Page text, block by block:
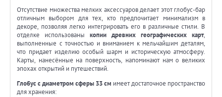
Отсутствие множества мелких аксессуаров делает этот глобус-бар
отличным выбором для тех, кто предпочитает минимализм в
декоре, позволяя легко интегрировать его в различные стили. В
отделке использованы копии древних географических карт,
выполненные с точностью и вниманием к мельчайшим деталям,
что придает изделию особый шарм и историческую атмосферу.
Карты, нанесённые на поверхность, напоминают нам о великих
эпохах открытий и путешествий.
Глобус с диаметром сферы 33 см имеет достаточное пространство
для хранения: